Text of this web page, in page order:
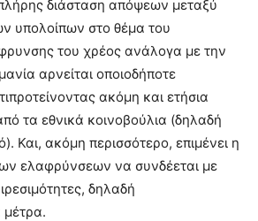
διάσταση απόψεων μεταξύ
υπολοίπων στο θέμα του
του χρέος ανάλογα με την
αρνείται οποιοδήποτε
ακόμη και ετήσια
τα εθνικά κοινοβούλια (δηλαδή
Και, ακόμη περισσότερο, επιμένει η
ελαφρύνσεων να συνδέεται με
δηλαδή
μέτρα.